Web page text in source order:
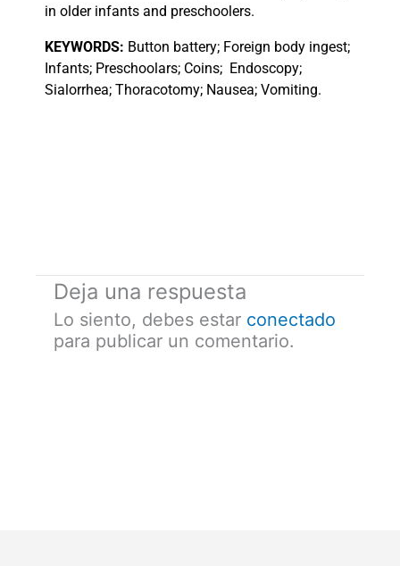
in older infants and preschoolers.
KEYWORDS: Button battery; Foreign body ingest;
Infants; Preschoolars; Coins; Endoscopy;
Sialorrhea; Thoracotomy; Nausea; Vomiting.
Deja una respuesta
Lo siento, debes estar conectado
para publicar un comentario.